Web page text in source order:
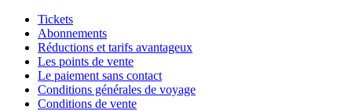
Tickets
Abonnements
Réductions et tarifs avantageux
Les points de vente
Le paiement sans contact
Conditions générales de voyage
Conditions de vente